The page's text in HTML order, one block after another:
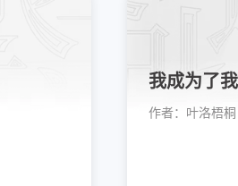
我成为了
作者： 叶洛梧桐